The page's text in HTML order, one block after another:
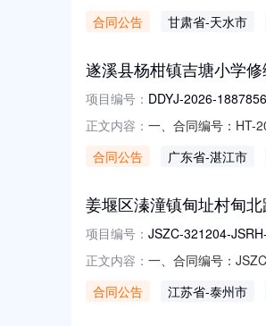
8491007供应商（
合同公告 甘肃省-天水市
遂溪县杨柑镇吉塘小学
项目编号： DDYJ-2026-1887856
正文内容： 一、合同编号：HT-
有限公司地址：遂
合同公告 广东省-湛江市
姜堰区溱潼镇甸址村甸
项目编号： JSZC-321204-
正文内容： 一、合同编号：
方）：靖江市交通
合同公告 江苏省-泰州市